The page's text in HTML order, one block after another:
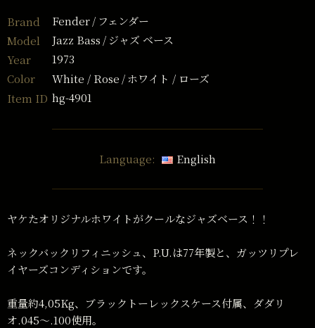
Brand Fender
フェンダー
Model
Jazz Bass
ジャズ ベース
Year
1973
Color
White / Rose
ホワイト / ローズ
Item ID hg-4901
Language: English
ヤケたオリジナルホワイトがクールなジャズベース！！
ネックバックリフィニッシュ、P.U.は77年製と、ガッツリプレ
イヤーズコンディションです。
重量約4,05Kg、ブラックトーレックスケース付属、ダダリ
オ.045〜.100使用。